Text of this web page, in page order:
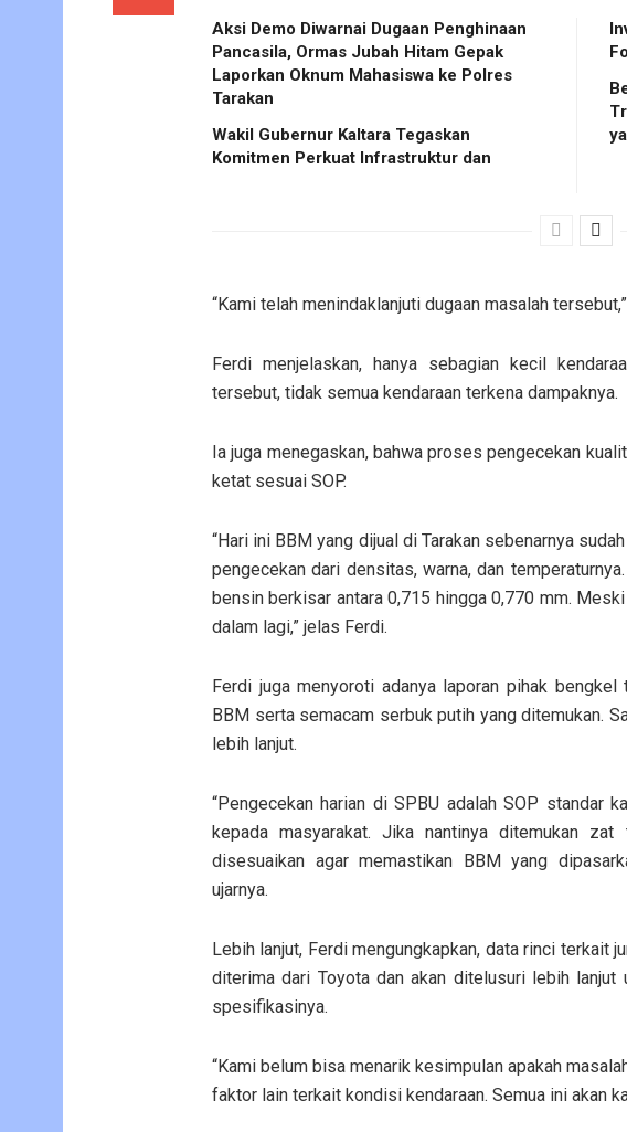
Aksi Demo Diwarnai Dugaan Penghinaan
Pancasila, Ormas Jubah Hitam Gepak
Laporkan Oknum Mahasiswa ke Polres
Tarakan
Wakil Gubernur Kaltara Tegaskan
Komitmen Perkuat Infrastruktur dan
“Kami telah menindaklanjuti dugaan masalah
Ferdi menjelaskan, hanya sebagian kecil
tersebut, tidak semua kendaraan terkena dampaknya.
Ia juga menegaskan, bahwa proses pengecekan
ketat sesuai SOP.
“Hari ini BBM yang dijual di Tarakan sebenarnya
pengecekan dari densitas, warna, dan
bensin berkisar antara 0,715 hingga 0,770 mm.
dalam lagi,” jelas Ferdi.
Ferdi juga menyoroti adanya laporan pihak
BBM serta semacam serbuk putih yang ditemukan.
lebih lanjut.
“Pengecekan harian di SPBU adalah SOP standar
kepada masyarakat. Jika nantinya ditemukan
disesuaikan agar memastikan BBM yang
ujarnya.
Lebih lanjut, Ferdi mengungkapkan, data rinci terkait
diterima dari Toyota dan akan ditelusuri lebih lanjut
spesifikasinya.
“Kami belum bisa menarik kesimpulan apakah
faktor lain terkait kondisi kendaraan. Semua ini akan